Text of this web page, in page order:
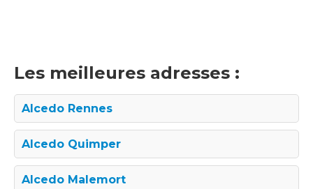
Les meilleures adresses :
Alcedo Rennes
Alcedo Quimper
Alcedo Malemort